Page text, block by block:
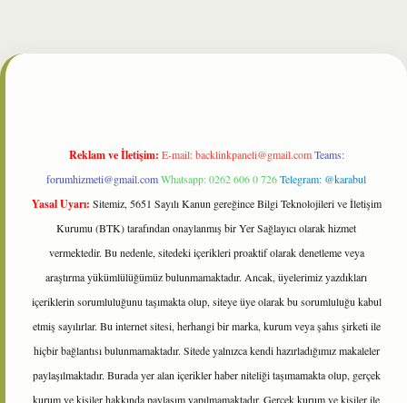
Reklam ve İletişim: E-mail:backlinkpaneli@gmail.com Teams:
forumhizmeti@gmail.comWhatsapp: 0262 606 0 726Telegram: @karabul
Yasal Uyarı: Sitemiz, 5651 Sayılı Kanun gereğince Bilgi Teknolojileri ve İletişim
Kurumu (BTK) tarafından onaylanmış bir Yer Sağlayıcı olarak hizmet
vermektedir. Bu nedenle, sitedeki içerikleri proaktif olarak denetleme veya
araştırma yükümlülüğümüz bulunmamaktadır. Ancak, üyelerimiz yazdıkları
içeriklerin sorumluluğunu taşımakta olup, siteye üye olarak bu sorumluluğu kabul
etmiş sayılırlar. Bu internet sitesi, herhangi bir marka, kurum veya şahıs şirketi ile
hiçbir bağlantısı bulunmamaktadır. Sitede yalnızca kendi hazırladığımız makaleler
paylaşılmaktadır. Burada yer alan içerikler haber niteliği taşımamakta olup, gerçek
kurum ve kişiler hakkında paylaşım yapılmamaktadır. Gerçek kurum ve kişiler ile